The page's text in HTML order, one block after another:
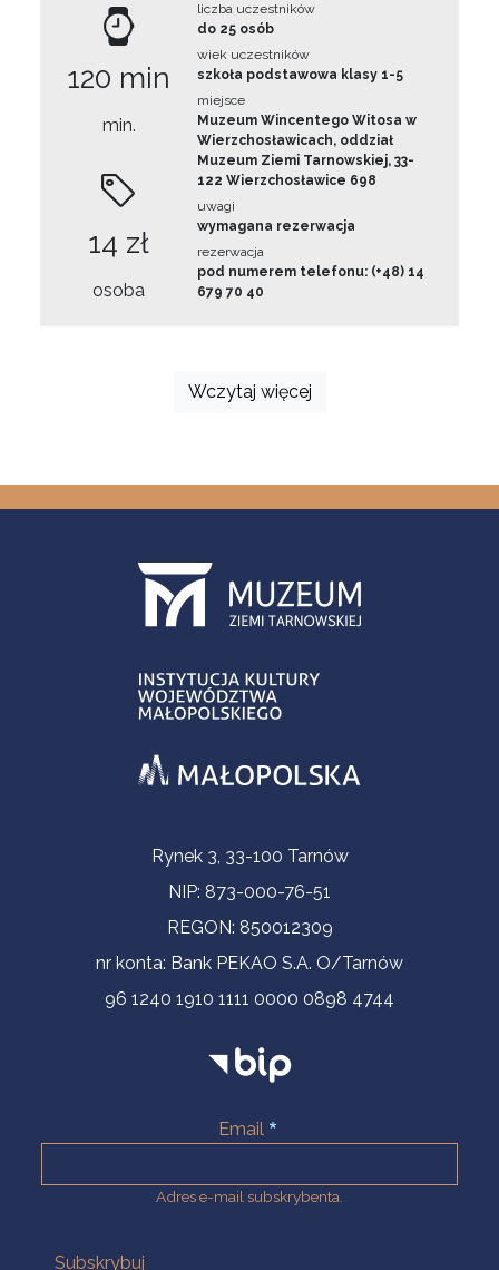
120 min
min.
14 zł
osoba
liczba uczestników
do 25 osób
wiek uczestników
szkoła podstawowa klasy 1-5
miejsce
Muzeum Wincentego Witosa w
Wierzchosławicach, oddział
Muzeum Ziemi Tarnowskiej, 33-
122 Wierzchosławice 698
uwagi
wymagana rezerwacja
rezerwacja
pod numerem telefonu: (+48) 14
679 70 40
Wczytaj więcej
Informacje kontaktoweRynek 3, 33-100 Tarnów
NIP: 873-000-76-51
REGON: 850012309
nr konta: Bank PEKAO S.A. O/Tarnów
96 1240 1910 1111 0000 0898 4744
Email
Adres e-mail subskrybenta.